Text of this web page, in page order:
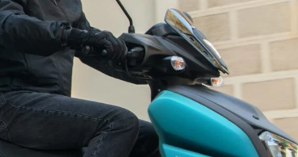
Tenere
700
Tenere
700
Rally
Tenere
700
Rally
35kW
A
Tenere
WR125R